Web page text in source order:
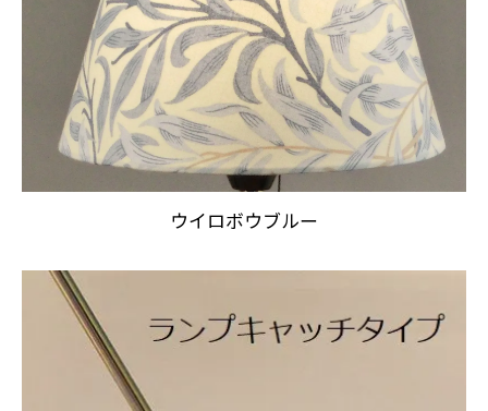
ウイロボウブルー